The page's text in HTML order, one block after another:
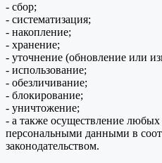
- сбор;
- систематизация;
- накопление;
- хранение;
- уточнение (обновление или
- использование;
- обезличивание;
- блокирование;
- уничтожение;
- а также осуществление
персональными данными в
законодательством.